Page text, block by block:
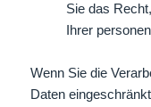
Sie das
Ihrer
Wenn Sie die
Daten